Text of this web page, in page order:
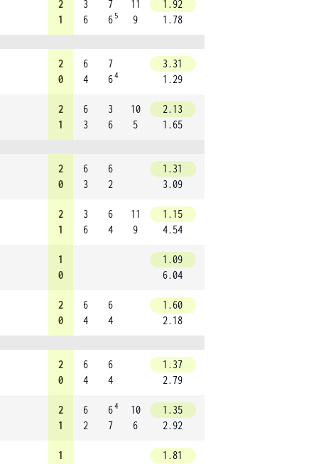
2
1
3
6
7
6 5
11
9
1.92
1.78
2
0
6
4
7
64
3.31
1.29
2
1
6
3
3
6
10
5
2.13
1.65
2
0
6
3
6
2
1.31
3.09
2
1
3
6
6
4
11
9
1.15
4.54
1
0
1.09
6.04
2
0
6
4
6
4
1.60
2.18
2
0
6
4
6
4
1.37
2.79
2
1
6
2
64
7
10
6
1.35
2.92
1
1.81